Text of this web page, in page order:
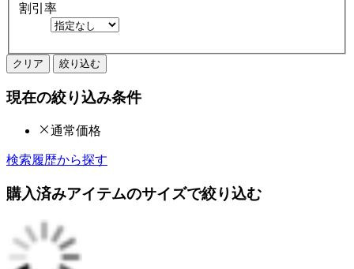
割引率
クリア 絞り込む
現在の絞り込み条件
通常価格
検索履歴から探す
購入済みアイテムのサイズで絞り込む